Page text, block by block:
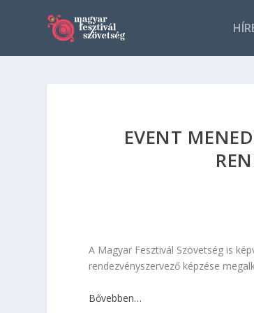
EVENT
A Magyar Fesztivál Szövetség is
rendezvényszervező képzése
Bővebben…